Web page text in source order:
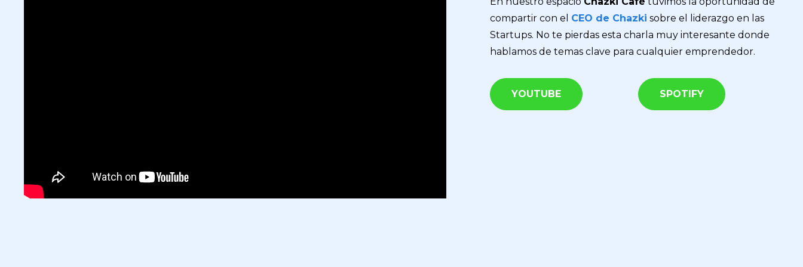
compartir con el CEO de Chazki sobre el liderazgo en las
Startups. No te pierdas esta charla muy interesante donde
hablamos de temas clave para cualquier emprendedor.
YOUTUBE SPOTIFY